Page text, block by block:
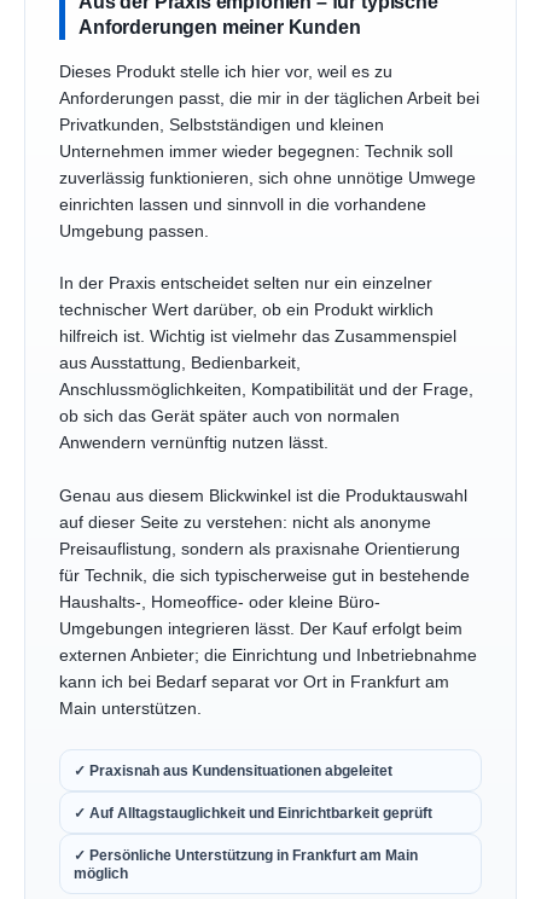
Anforderungen meiner Kunden
Dieses Produkt stelle ich hier vor, weil es zu
Anforderungen passt, die mir in der täglichen Arbeit bei
Privatkunden, Selbstständigen und kleinen
Unternehmen immer wieder begegnen: Technik soll
zuverlässig funktionieren, sich ohne unnötige Umwege
einrichten lassen und sinnvoll in die vorhandene
Umgebung passen.
In der Praxis entscheidet selten nur ein einzelner
technischer Wert darüber, ob ein Produkt wirklich
hilfreich ist. Wichtig ist vielmehr das Zusammenspiel
aus Ausstattung, Bedienbarkeit,
Anschlussmöglichkeiten, Kompatibilität und der Frage,
ob sich das Gerät später auch von normalen
Anwendern vernünftig nutzen lässt.
Genau aus diesem Blickwinkel ist die Produktauswahl
auf dieser Seite zu verstehen: nicht als anonyme
Preisauflistung, sondern als praxisnahe Orientierung
für Technik, die sich typischerweise gut in bestehende
Haushalts-, Homeoffice- oder kleine Büro-
Umgebungen integrieren lässt. Der Kauf erfolgt beim
externen Anbieter; die Einrichtung und Inbetriebnahme
kann ich bei Bedarf separat vor Ort in Frankfurt am
Main unterstützen.
✓ Praxisnah aus Kundensituationen abgeleitet
✓ Auf Alltagstauglichkeit und Einrichtbarkeit geprüft
✓ Persönliche Unterstützung in Frankfurt am Main
möglich